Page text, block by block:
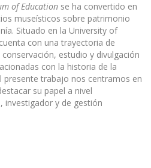
of Education se ha convertido en
museísticos sobre patrimonio
Situado en la University of
con una trayectoria de
estudio y divulgación
con la historia de la
presente trabajo nos centramos en
su papel a nivel
investigador y de gestión